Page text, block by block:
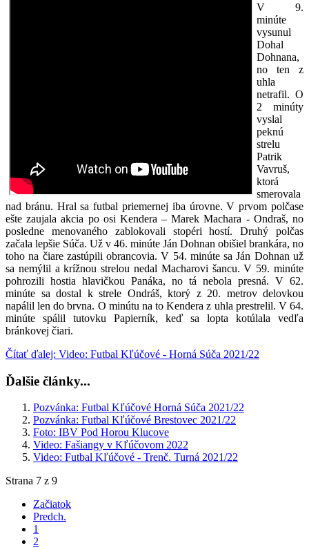
V 9.
minúte
vysunul
Dohal
Dohnana,
no ten z
uhla
netrafil. O
2 minúty
vyslal
peknú
strelu
Patrik
Vavruš,
ktorá
smerovala
nad bránu. Hral sa futbal priemernej iba úrovne. V prvom polčase
ešte zaujala akcia po osi Kendera – Marek Machara - Ondraš, no
posledne menovaného zablokovali stopéri hostí. Druhý polčas
začala lepšie Súča. Už v 46. minúte Ján Dohnan obišiel brankára, no
toho na čiare zastúpili obrancovia. V 54. minúte sa Ján Dohnan už
sa nemýlil a krížnou strelou nedal Macharovi šancu. V 59. minúte
pohrozili hostia hlavičkou Panáka, no tá nebola presná. V 62.
minúte sa dostal k strele Ondráš, ktorý z 20. metrov delovkou
napálil len do brvna. O minútu na to Kendera z uhla prestrelil. V 64.
minúte spálil tutovku Papierník, keď sa lopta kotúlala vedľa
bránkovej čiari.
Čítať ďalej: Video: Futbal Kľúčové - Horná Súča 2021/22
Ďalšie články...
Pozvánka: Futbal Kľúčové Horná Súča 2021/22
Pozvánka: Futbal Kľúčové Brestovec 2021/22
Foto: IBV Pod Horou Klucove
Video: Fašiangy v Kľúčovom 2022
Video: Futbal Kľúčové - Trenč. Turná 2021/22
Strana 7 z 9
Začiatok
Predch.
1
2